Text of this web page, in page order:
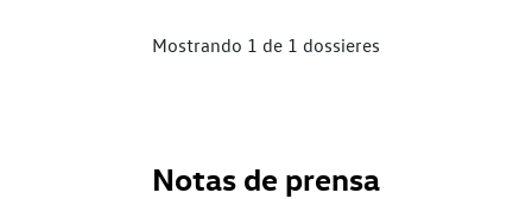
Mostrando 1 de 1 dossieres
Notas de prensa